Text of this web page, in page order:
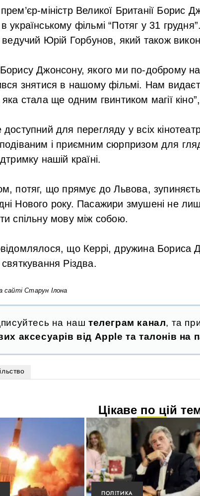
міністр Великої Британії Борис
українському фільмі “Потяг у 31
ведучий Юрій Горбунов, який також
Джонсону, якого ми по-доброму
знятися в нашому фільмі. Нам
стала ще одним гвинтиком магії
для перегляду у всіх
і приємним сюрпризом для
нашій країні.
потяг, що прямує до Львова,
Нового року. Пасажири змушені не
спільну мову між собою.
що Керрі, дружина Бориса
Різдва.
сайті Старун Ілона
на наш телеграм канал, та
аксесуарів від Apple та талонів на
Цікаве по цій
ПОЛІТИКА